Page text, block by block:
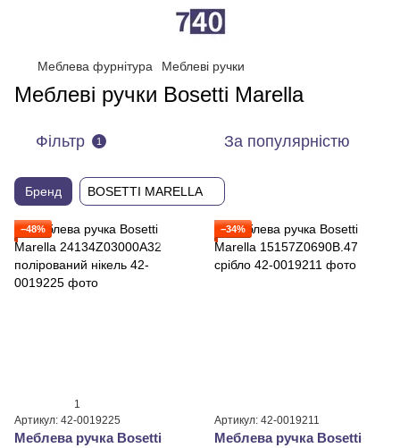
Меблева фурнітура Меблеві ручки
Меблеві ручки Bosetti Marella
Фільтр 1 За популярністю
Бренд BOSETTI MARELLA
−48%
1
Артикул: 42-0019225
Меблева ручка Bosetti
−34%
Артикул: 42-0019211
Меблева ручка Bosetti